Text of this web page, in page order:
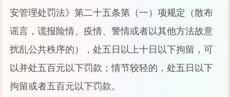
安管理处罚法》第二十五条第（一）项规定（散布
谣言，谎报险情、疫情、警情或者以其他方法故意
扰乱公共秩序的），处五日以上十日以下拘留，可
以并处五百元以下罚款；情节较轻的，处五日以下
拘留或者五百元以下罚款。